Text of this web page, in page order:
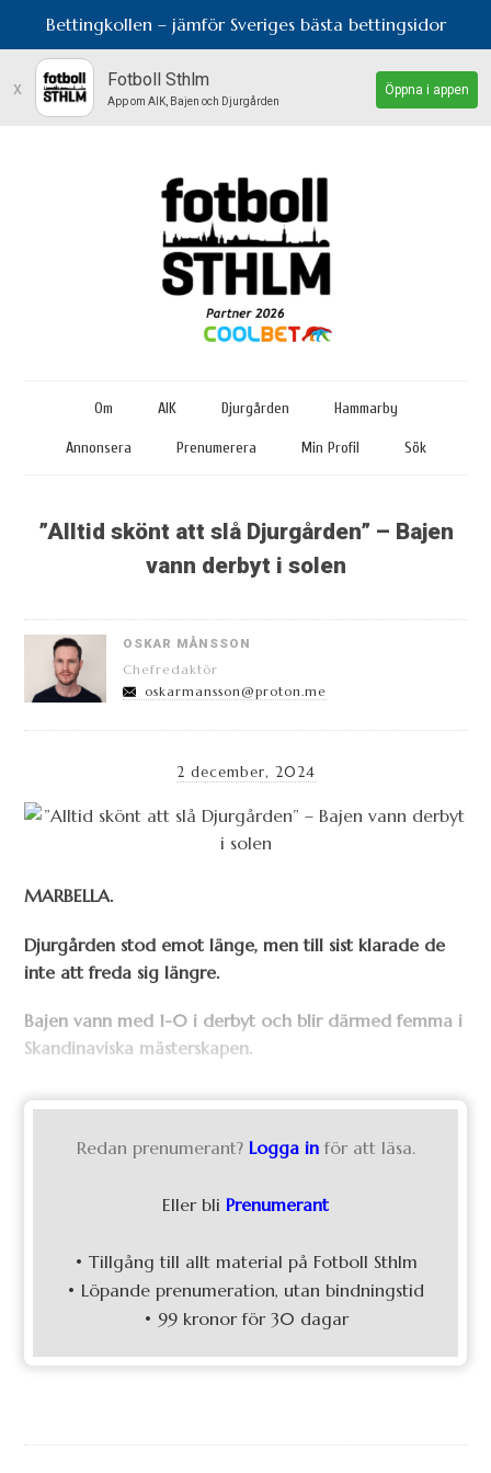
Bettingkollen – jämför Sveriges bästa bettingsidor
x Fotboll Sthlm
App om AIK, Bajen och Djurgården
Öppna i appen
Om AIK Djurgården Hammarby
Annonsera Prenumerera Min Profil Sök
”Alltid skönt att slå Djurgården” – Bajen
vann derbyt i solen
OSKAR MÅNSSON
Chefredaktör
oskarmansson@proton.me
2 december, 2024
MARBELLA.
Djurgården stod emot länge, men till sist klarade de
inte att freda sig längre.
Bajen vann med 1-0 i derbyt och blir därmed femma i
Skandinaviska mästerskapen.
Redan prenumerant? Logga in för att läsa.
Eller bli Prenumerant
• Tillgång till allt material på Fotboll Sthlm
• Löpande prenumeration, utan bindningstid
• 99 kronor för 30 dagar